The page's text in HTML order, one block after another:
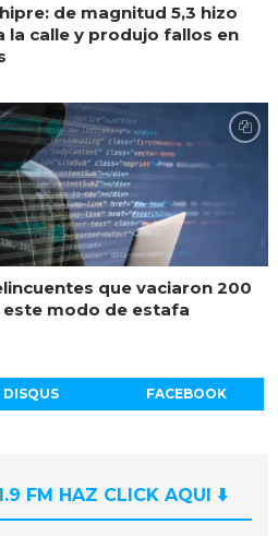
de magnitud 5,3 hizo
la calle y produjo fallos en
que vaciaron 200
modo de estafa
DISQUS FACEBOOK
FM HAZ CLICK AQUI ⬇️